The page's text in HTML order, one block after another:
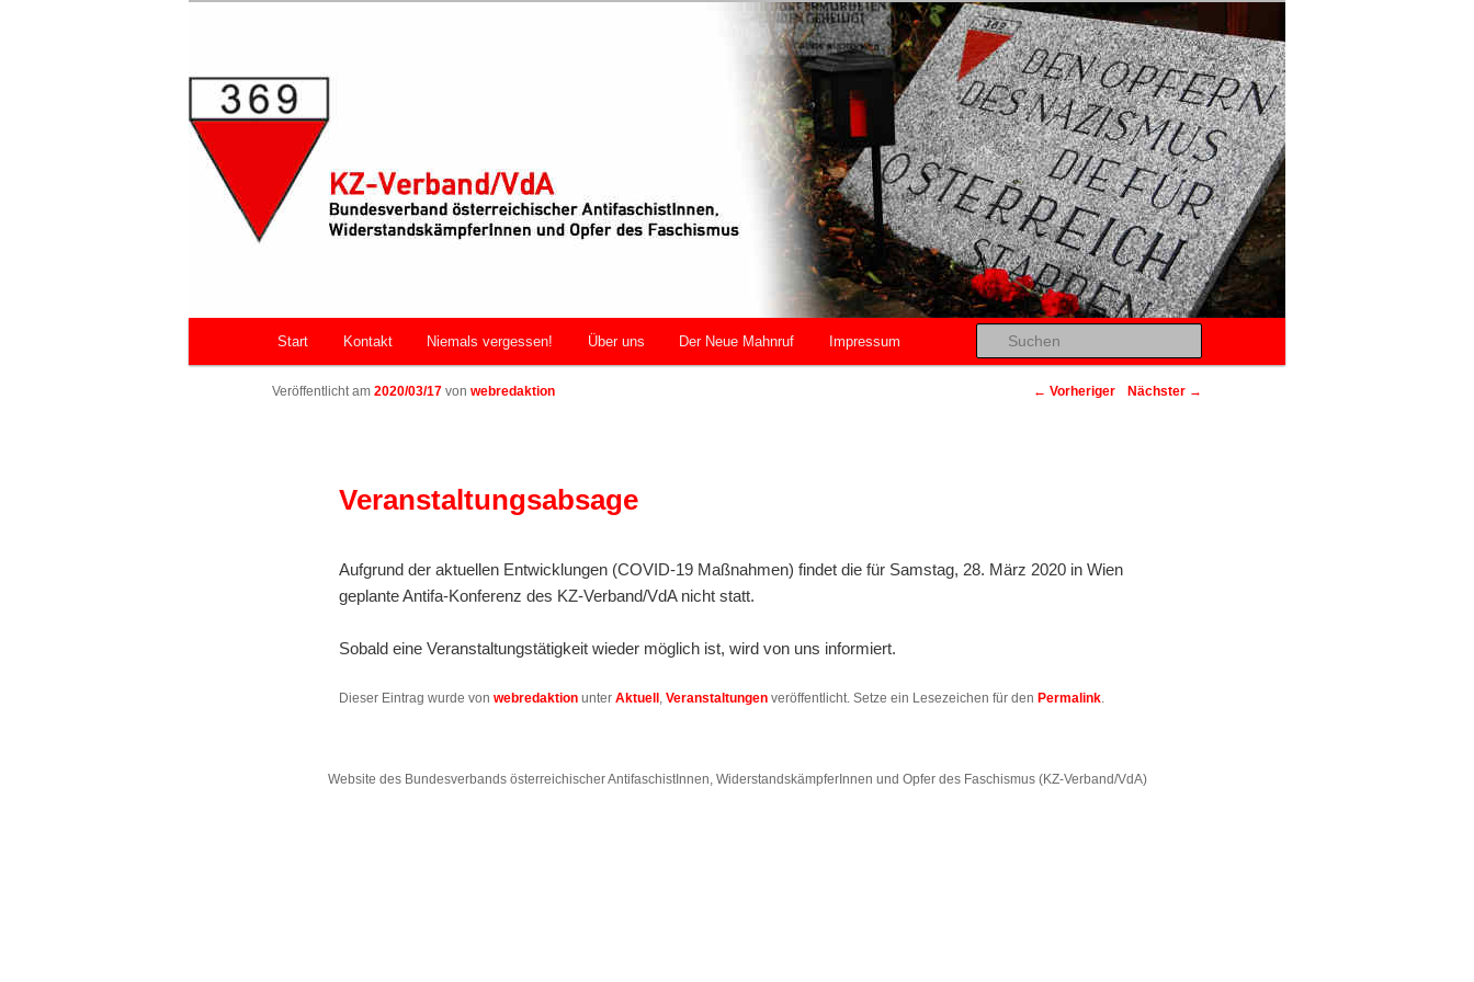
KZ-Verband/VdA
Bundesverband österreichischer AntifaschistInnen, WiderstandskämpferInnen und Opfer des
Start Kontakt Niemals vergessen! Über uns Der Neue Mahnruf Impressum
Beitragsnavigation
← Vorheriger Nächster →
Veranstaltungsabsage
Veröffentlicht am 2020/03/17 von webredaktion
Aufgrund der aktuellen Entwicklungen (COVID-19 Maßnahmen) findet die für Samstag, 28. März 2020 in Wien
geplante Antifa-Konferenz des KZ-Verband/VdA nicht statt.
Sobald eine Veranstaltungstätigkeit wieder möglich ist, wird von uns informiert.
Dieser Eintrag wurde vonwebredaktion unterAktuell ,Veranstaltungen veröffentlicht. Setze ein Lesezeichen für den Permalink.
Website des Bundesverbands österreichischer AntifaschistInnen, WiderstandskämpferInnen und Opfer des Faschismus (KZ-Verband/VdA)